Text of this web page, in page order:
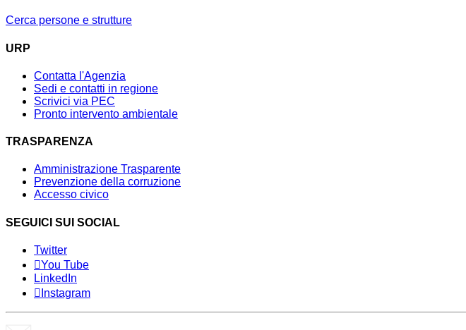
Cerca persone e strutture
URP
Contatta l'Agenzia
Sedi e contatti in regione
Scrivici via PEC
Pronto intervento ambientale
TRASPARENZA
Amministrazione Trasparente
Prevenzione della corruzione
Accesso civico
SEGUICI SUI SOCIAL
Twitter
You Tube
LinkedIn
Instagram